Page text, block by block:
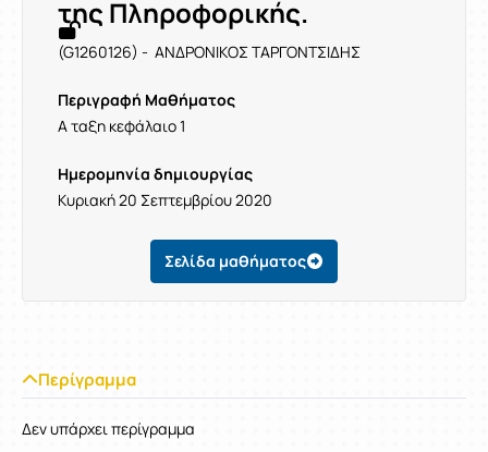
της Πληροφορικής.
(G1260126) - ΑΝΔΡΟΝΙΚΟΣ ΤΑΡΓΟΝΤΣΙΔΗΣ
Περιγραφή Μαθήματος
Α ταξη κεφάλαιο 1
Ημερομηνία δημιουργίας
Κυριακή 20 Σεπτεμβρίου 2020
Σελίδα μαθήματος
Περίγραμμα
Δεν υπάρχει περίγραμμα